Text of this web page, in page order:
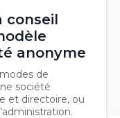
conseil
anonyme
de
société
et directoire, ou